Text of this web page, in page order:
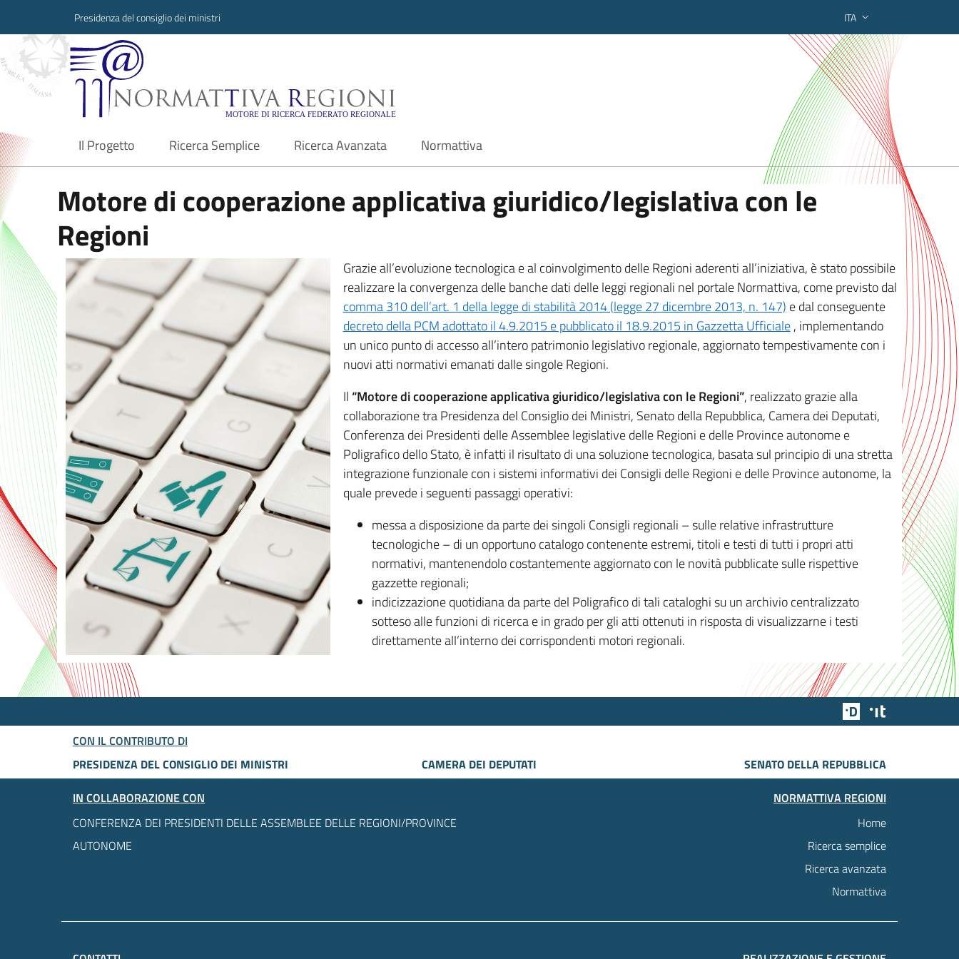
Presidenza del consiglio dei ministri ITA
Normattiva Regioni - Motore di ricerca federato regionale
Il Progetto
current Ricerca Semplice Ricerca Avanzata Normattiva
Motore di cooperazione applicativa giuridico/legislativa con le
Regioni
Grazie all’evoluzione tecnologica e al coinvolgimento delle Regioni aderenti all’iniziativa, è stato possibile
realizzare la convergenza delle banche dati delle leggi regionali nel portale Normattiva, come previsto dal
comma 310 dell’art. 1 della legge di stabilità 2014 (legge 27 dicembre 2013, n. 147) e dal conseguente
decreto della PCM adottato il 4.9.2015 e pubblicato il 18.9.2015 in Gazzetta Ufficiale, implementando
un unico punto di accesso all’intero patrimonio legislativo regionale, aggiornato tempestivamente con i
nuovi atti normativi emanati dalle singole Regioni.
Il “Motore di cooperazione applicativa giuridico/legislativa con le Regioni”, realizzato grazie alla
collaborazione tra Presidenza del Consiglio dei Ministri, Senato della Repubblica, Camera dei Deputati,
Conferenza dei Presidenti delle Assemblee legislative delle Regioni e delle Province autonome e
Poligrafico dello Stato, è infatti il risultato di una soluzione tecnologica, basata sul principio di una stretta
integrazione funzionale con i sistemi informativi dei Consigli delle Regioni e delle Province autonome, la
quale prevede i seguenti passaggi operativi:
messa a disposizione da parte dei singoli Consigli regionali – sulle relative infrastrutture
tecnologiche – di un opportuno catalogo contenente estremi, titoli e testi di tutti i propri atti
normativi, mantenendolo costantemente aggiornato con le novità pubblicate sulle rispettive
gazzette regionali;
indicizzazione quotidiana da parte del Poligrafico di tali cataloghi su un archivio centralizzato
sotteso alle funzioni di ricerca e in grado per gli atti ottenuti in risposta di visualizzarne i testi
direttamente all’interno dei corrispondenti motori regionali.
Team Digitale
CON IL CONTRIBUTO DI
PRESIDENZA DEL CONSIGLIO DEI MINISTRI
CAMERA DEI DEPUTATI
SENATO DELLA REPUBBLICA
IN COLLABORAZIONE CON
CONFERENZA DEI PRESIDENTI DELLE ASSEMBLEE DELLE REGIONI/PROVINCE
AUTONOME
NORMATTIVA REGIONI
Home
Ricerca semplice
Ricerca avanzata
Normattiva